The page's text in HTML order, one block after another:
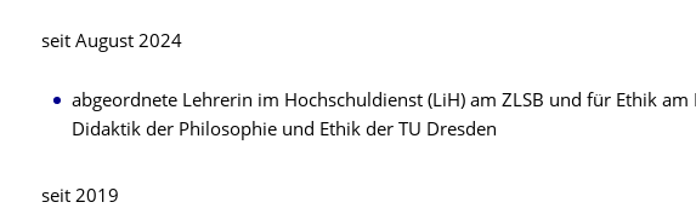
seit August 2024
abgeordnete Lehrerin im Hochschuldienst (LiH) am ZLSB und für Ethik
Didaktik der Philosophie und Ethik der TU Dresden
seit 2019